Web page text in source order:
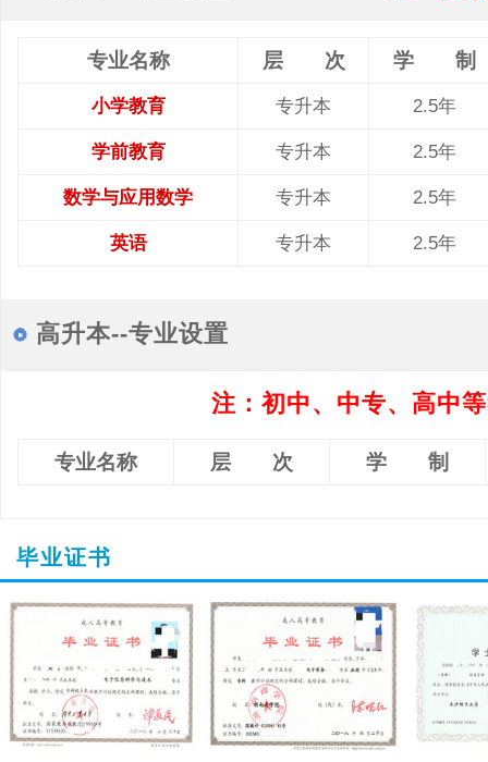
专业名称 层 次 学 制
小学教育 专升本 2.5年
学前教育 专升本 2.5年
数学与应用数学 专升本 2.5年
英语 专升本 2.5年
高升本--专业设置
注：初中、中专、高中
专业名称 层 次 学 制
毕业证书